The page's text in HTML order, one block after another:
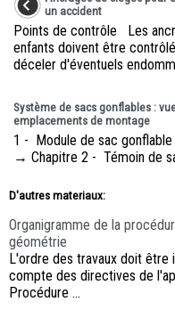
un accident
Points de contrôle Les
enfants doivent être
déceler d'éventuels
Système de sacs gonflables :
emplacements de montage
1 - Module de sac
→ Chapitre 2 - Témoin de
D'autres materiaux:
Organigramme de la
géométrie
L'ordre des travaux doit
compte des directives de
Procédure ...